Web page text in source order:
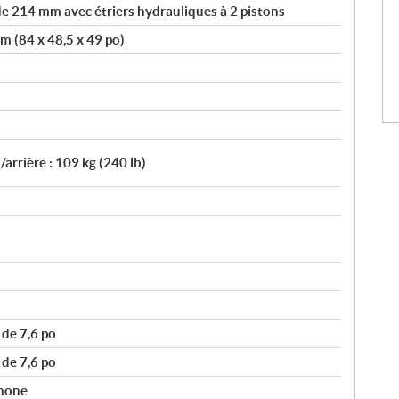
214 mm avec étriers hydrauliques à 2 pistons
(84 x 48,5 x 49 po)
: 109 kg (240 lb)
7,6 po
7,6 po